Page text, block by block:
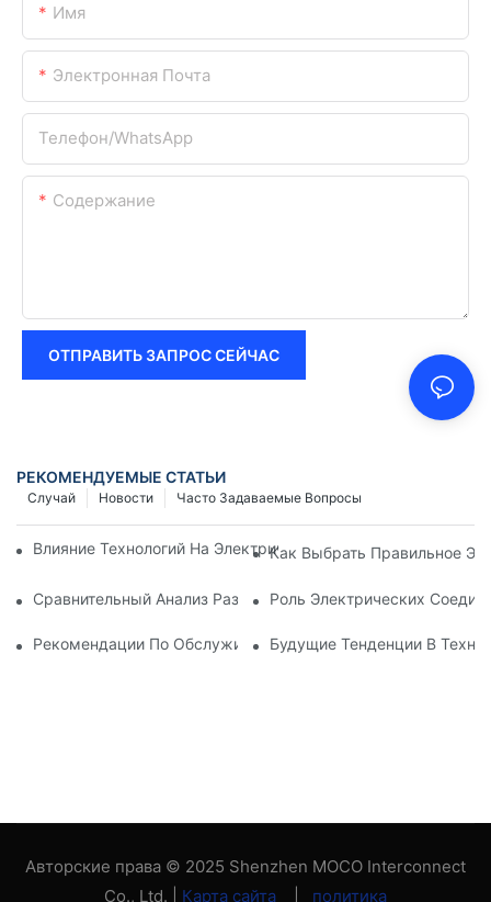
Имя
Электронная Почта
Телефон/WhatsApp
Содержание
ОТПРАВИТЬ ЗАПРОС СЕЙЧАС
РЕКОМЕНДУЕМЫЕ СТАТЬИ
Часто Задаваемые Вопросы
Новости
Случай
Влияние Технологий На Электрические Соединения В
Как Выбрать Правильное
Сравнительный Анализ Различных Типов Электрических
Роль Электрических
Рекомендации По Обслуживанию Электрических
Будущие Тенденции В
Авторские права © 2025 Shenzhen MOCO Interconnect
Co., Ltd. |
Карта сайта политика